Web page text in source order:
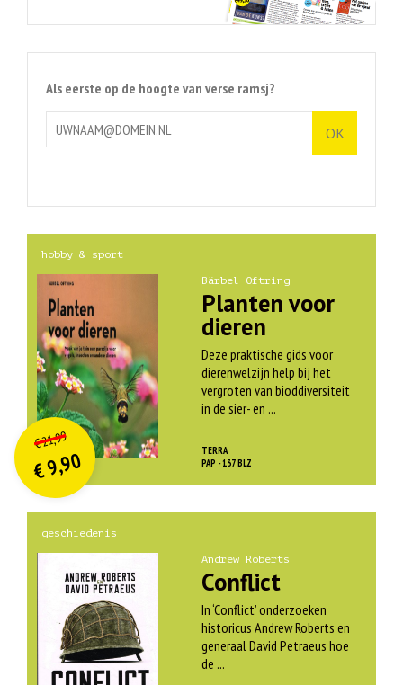
Als eerste op de hoogte van verse ramsj?
hobby & sport
Bärbel Oftring
Planten voor
dieren
Deze praktische gids voor
dierenwelzijn help bij het
vergroten van bioddiversiteit
in de sier- en ...
TERRA
PAP - 137 BLZ
€21,99O
orspr
onkelijke
prijs
was:
€ 21,99.
€9,90
Huidige
prijs
is:
€ 9,90.
geschiedenis
Andrew Roberts
Conflict
In ‘Conflict’ onderzoeken
historicus Andrew Roberts en
generaal David Petraeus hoe
de ...